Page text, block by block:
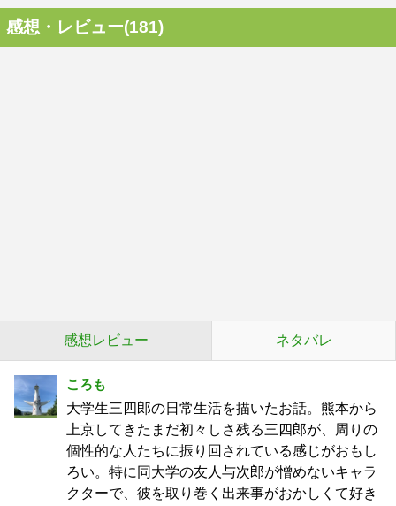
感想・レビュー(181)
感想レビュー ネタバレ
ころも
大学生三四郎の日常生活を描いたお話。熊本から
上京してきたまだ初々しさ残る三四郎が、周りの
個性的な人たちに振り回されている感じがおもし
ろい。特に同大学の友人与次郎が憎めないキャラ
クターで、彼を取り巻く出来事がおかしくて好き